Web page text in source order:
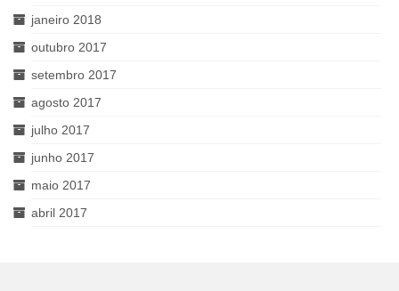
janeiro 2018
outubro 2017
setembro 2017
agosto 2017
julho 2017
junho 2017
maio 2017
abril 2017